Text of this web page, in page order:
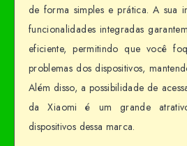
de forma simples e prática. A sua
funcionalidades integradas
eficiente, permitindo que você
problemas dos dispositivos,
Além disso, a possibilidade de
da Xiaomi é um grande
dispositivos dessa marca.